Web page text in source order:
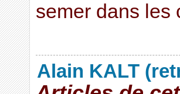
semer dans les
Alain KALT